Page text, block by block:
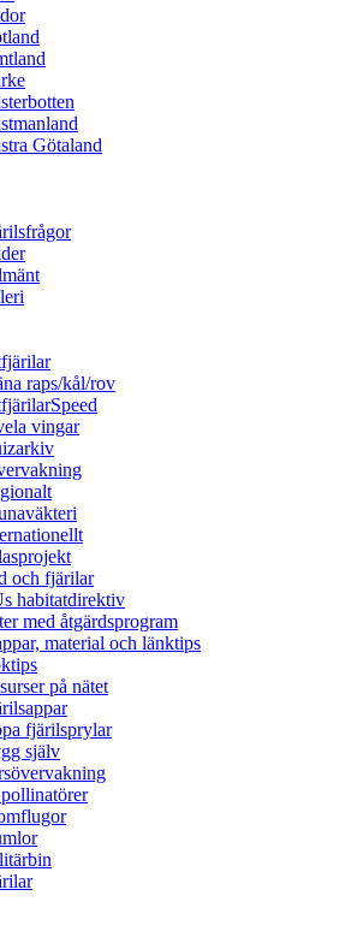
Götaland
raps/kål/rov
vingar
och fjärilar
habitatdirektiv
med åtgärdsprogram
material och länktips
på nätet
fjärilsprylar
själv